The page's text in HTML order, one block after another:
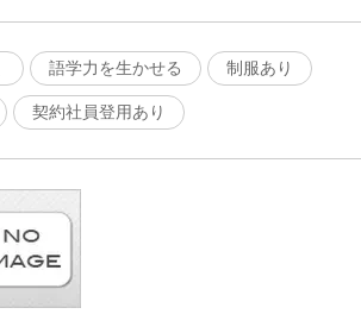
語学力を生かせる 制服あり
契約社員登用あり